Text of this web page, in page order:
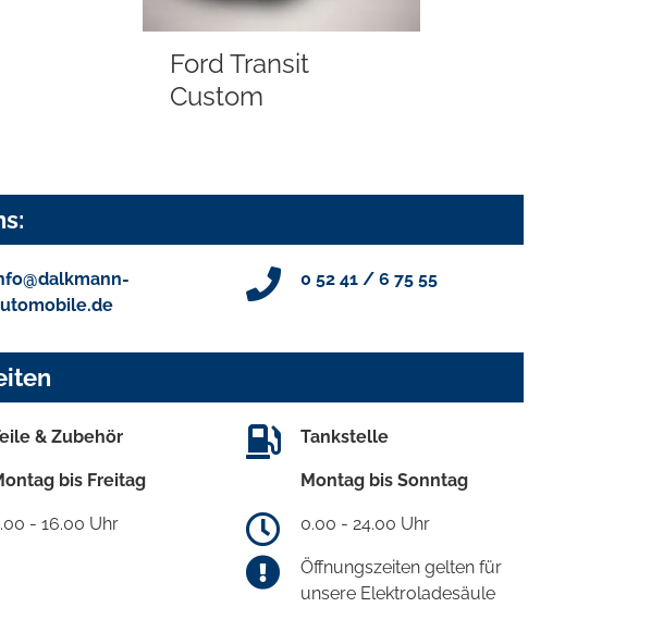
Ford Transit
Custom
0 52 41 / 6 75 55
& Zubehör
bis Freitag
- 16.00 Uhr
Tankstelle
Montag bis Sonntag
0.00 - 24.00 Uhr
Öffnungszeiten gelten für
unsere Elektroladesäule